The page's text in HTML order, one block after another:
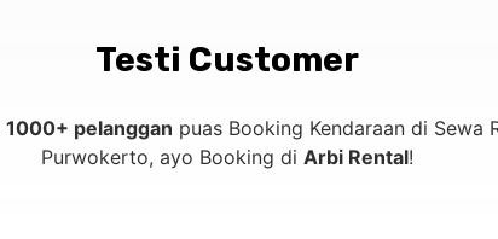
Testi Customer
1000+ pelanggan puas Booking Kendaraan di Sewa
Purwokerto, ayo Booking di Arbi Rental!